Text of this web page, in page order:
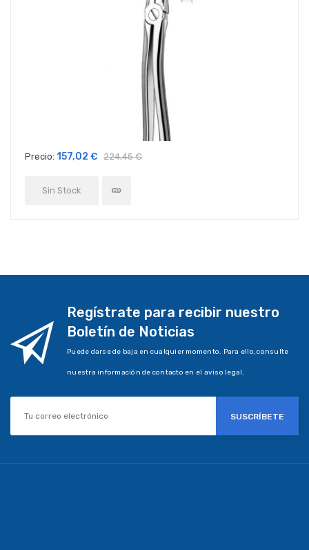
Precio: 157,02 € 224,45 €
Sin Stock
Regístrate para recibir nuestro
Boletín de Noticias
Puede darse de baja en cualquier momento. Para ello, consulte
nuestra información de contacto en el aviso legal.
SUSCRÍBETE